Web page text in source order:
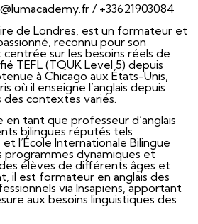
/ +33621903084
de Londres, est un formateur et
reconnu pour son
sur les besoins réels de
TEFL (TQUK Level 5) depuis
à Chicago aux États-Unis,
où il enseigne l’anglais depuis
des contextes variés.
en tant que professeur d’anglais
bilingues réputés tels
l’École Internationale Bilingue
programmes dynamiques et
élèves de différents âges et
il est formateur en anglais des
via Insapiens, apportant
aux besoins linguistiques des